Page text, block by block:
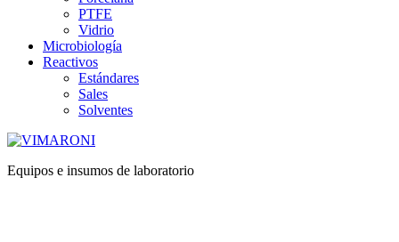
PTFE
Vidrio
Microbiología
Reactivos
Estándares
Sales
Solventes
Equipos e insumos de laboratorio